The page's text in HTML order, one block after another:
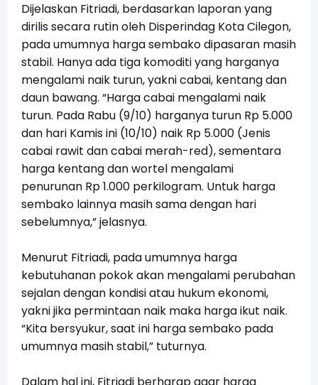
Dijelaskan Fitriadi, berdasarkan laporan yang
dirilis secara rutin oleh Disperindag Kota Cilegon,
pada umumnya harga sembako dipasaran masih
stabil. Hanya ada tiga komoditi yang harganya
mengalami naik turun, yakni cabai, kentang dan
daun bawang. “Harga cabai mengalami naik
turun. Pada Rabu (9/10) harganya turun Rp 5.000
dan hari Kamis ini (10/10) naik Rp 5.000 (Jenis
cabai rawit dan cabai merah-red), sementara
harga kentang dan wortel mengalami
penurunan Rp 1.000 perkilogram. Untuk harga
sembako lainnya masih sama dengan hari
sebelumnya,” jelasnya.
Menurut Fitriadi, pada umumnya harga
kebutuhanan pokok akan mengalami perubahan
sejalan dengan kondisi atau hukum ekonomi,
yakni jika permintaan naik maka harga ikut naik.
“Kita bersyukur, saat ini harga sembako pada
umumnya masih stabil,” tuturnya.